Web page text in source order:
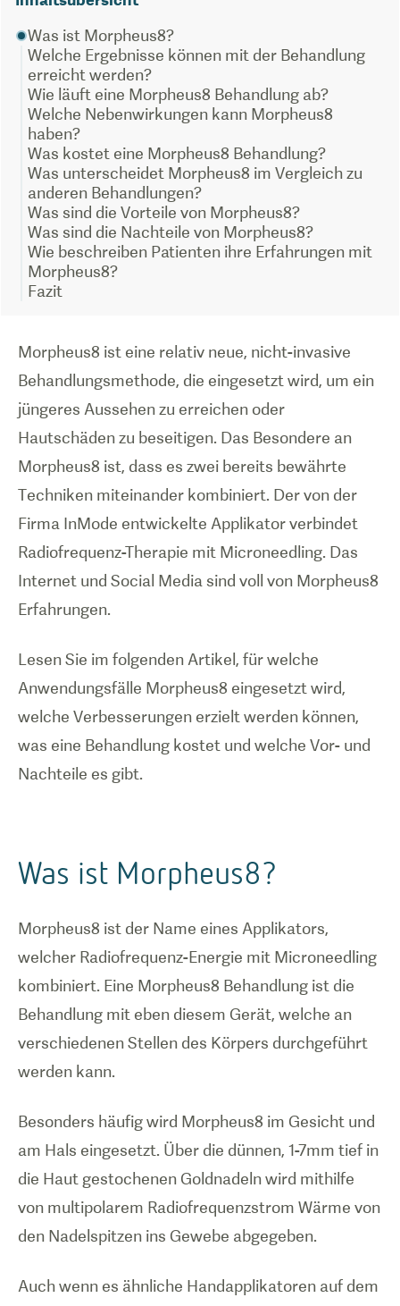
Was ist Morpheus8?
Welche Ergebnisse können mit der Behandlung
erreicht werden?
Wie läuft eine Morpheus8 Behandlung ab?
Welche Nebenwirkungen kann Morpheus8
haben?
Was kostet eine Morpheus8 Behandlung?
Was unterscheidet Morpheus8 im Vergleich zu
anderen Behandlungen?
Was sind die Vorteile von Morpheus8?
Was sind die Nachteile von Morpheus8?
Wie beschreiben Patienten ihre Erfahrungen mit
Morpheus8?
Fazit
Morpheus8 ist eine relativ neue, nicht-invasive
Behandlungsmethode, die eingesetzt wird, um ein
jüngeres Aussehen zu erreichen oder
Hautschäden zu beseitigen. Das Besondere an
Morpheus8 ist, dass es zwei bereits bewährte
Techniken miteinander kombiniert. Der von der
Firma InMode entwickelte Applikator verbindet
Radiofrequenz-Therapie mit Microneedling. Das
Internet und Social Media sind voll von Morpheus8
Erfahrungen.
Lesen Sie im folgenden Artikel, für welche
Anwendungsfälle Morpheus8 eingesetzt wird,
welche Verbesserungen erzielt werden können,
was eine Behandlung kostet und welche Vor- und
Nachteile es gibt.
Was ist Morpheus8?
Morpheus8 ist der Name eines Applikators,
welcher Radiofrequenz-Energie mit Microneedling
kombiniert. Eine Morpheus8 Behandlung ist die
Behandlung mit eben diesem Gerät, welche an
verschiedenen Stellen des Körpers durchgeführt
werden kann.
Besonders häufig wird Morpheus8 im Gesicht und
am Hals eingesetzt. Über die dünnen, 1-7mm tief in
die Haut gestochenen Goldnadeln wird mithilfe
von multipolarem Radiofrequenzstrom Wärme von
den Nadelspitzen ins Gewebe abgegeben.
Auch wenn es ähnliche Handapplikatoren auf dem